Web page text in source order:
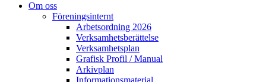
Om oss
Föreningsinternt
Arbetsordning 2026
Verksamhetsberättelse
Verksamhetsplan
Grafisk Profil / Manual
Arkivplan
Informationsmaterial